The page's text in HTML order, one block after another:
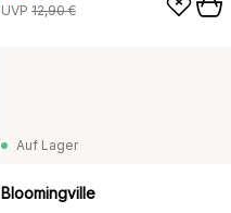
UVP 12,90 €
Auf Lager
Bloomingville